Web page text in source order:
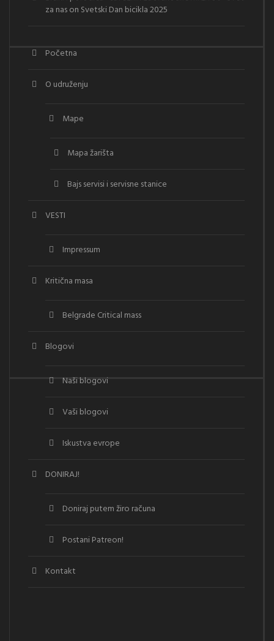
za nason Svetski Dan bicikla 2025
Početna
O udruženju
Mape
Mapa žarišta
Bajs servisi i servisne stanice
VESTI
Impressum
Kritična masa
Belgrade Critical mass
Blogovi
Naši blogovi
Vaši blogovi
Iskustva evrope
DONIRAJ!
Doniraj putem žiro računa
Postani Patreon!
Kontakt